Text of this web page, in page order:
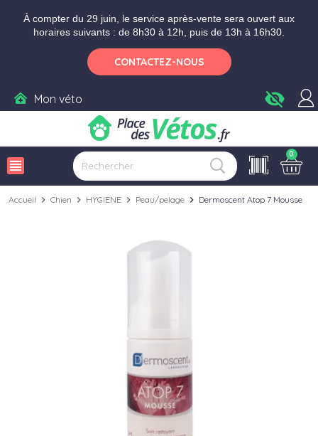
À compter du 29 juin, le service après-vente sera ouvert aux
horaires suivants : de 8h30 à 12h, puis de 13h à 16h30.
CONTACTEZ-NOUS
Mon véto visibility_off
view_headline
0
Accueil chevron_right Chien chevron_right HYGIENE chevron_right Peau/pelage chevron_right Dermoscent Atop 7 Mousse